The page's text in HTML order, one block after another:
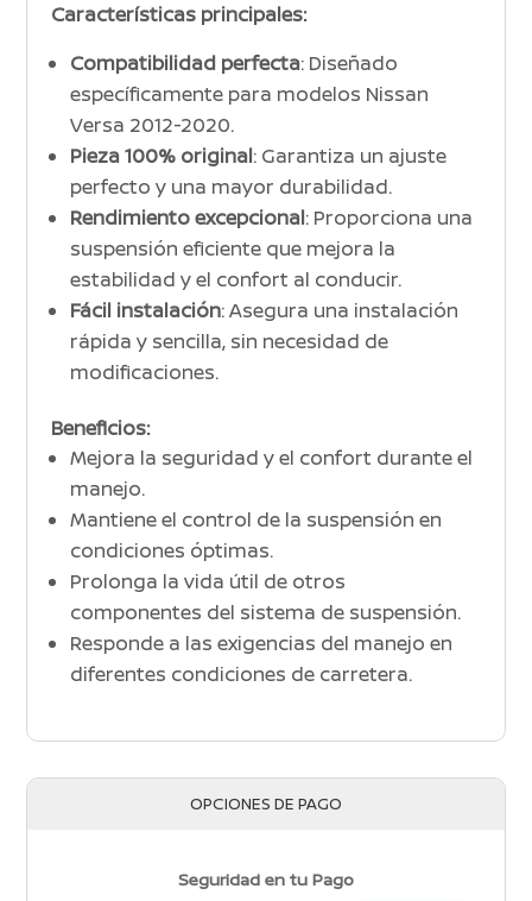
Características principales:
Compatibilidad perfecta: Diseñado
específicamente para modelos Nissan
Versa 2012-2020.
Pieza 100% original: Garantiza un ajuste
perfecto y una mayor durabilidad.
Rendimiento excepcional: Proporciona una
suspensión eficiente que mejora la
estabilidad y el confort al conducir.
Fácil instalación: Asegura una instalación
rápida y sencilla, sin necesidad de
modificaciones.
Beneficios:
Mejora la seguridad y el confort durante el
manejo.
Mantiene el control de la suspensión en
condiciones óptimas.
Prolonga la vida útil de otros
componentes del sistema de suspensión.
Responde a las exigencias del manejo en
diferentes condiciones de carretera.
OPCIONES DE PAGO
Seguridad en tu Pago